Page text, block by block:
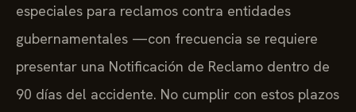
especiales para reclamos contra entidades
gubernamentales —con frecuencia se requiere
presentar una Notificación de Reclamo dentro de
90 días del accidente. No cumplir con estos plazos